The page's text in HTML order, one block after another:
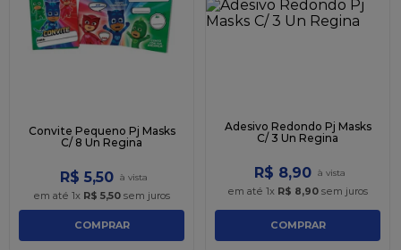
Convite Pequeno Pj Masks
C/ 8 Un Regina
R$ 5,50
em até 1x R$ 5,50 sem juros
COMPRAR
Adesivo Redondo Pj Masks
C/ 3 Un Regina
R$ 8,90
em até 1x R$ 8,90 sem juros
COMPRAR